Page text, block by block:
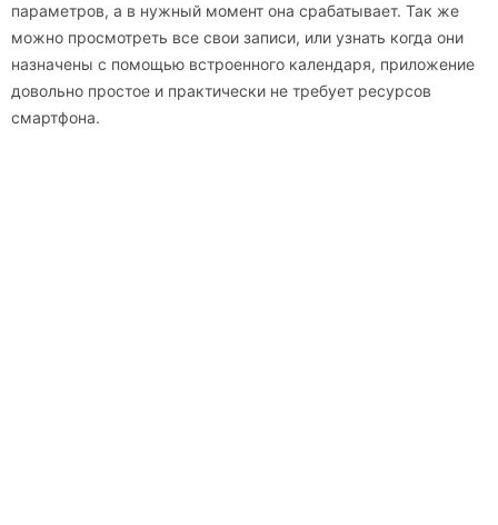
параметров, а в нужный момент она срабатывает. Так же
можно просмотреть все свои записи, или узнать когда они
назначены с помощью встроенного календаря, приложение
довольно простое и практически не требует ресурсов
смартфона.